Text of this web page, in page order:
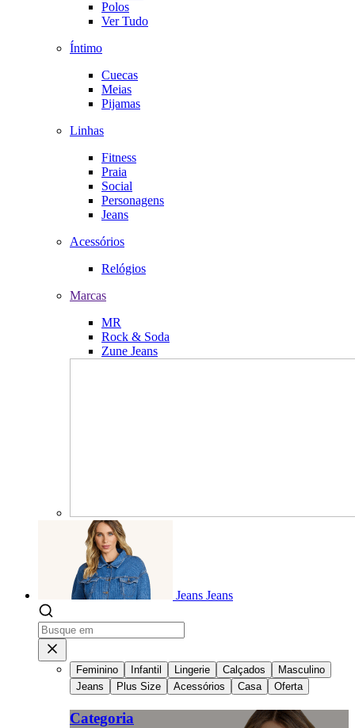
Polos
Ver Tudo
Íntimo
Cuecas
Meias
Pijamas
Linhas
Fitness
Praia
Social
Personagens
Jeans
Acessórios
Relógios
Marcas
MR
Rock & Soda
Zune Jeans
Jeans Jeans
Feminino Infantil Lingerie Calçados
Masculino
Jeans
Plus Size Acessórios Casa Oferta
Categoria